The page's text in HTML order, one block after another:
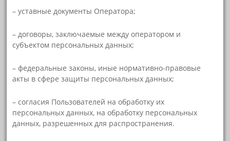
– уставные документы Оператора;
– договоры, заключаемые между оператором и
субъектом персональных данных;
– федеральные законы, иные нормативно-правовые
акты в сфере защиты персональных данных;
– согласия Пользователей на обработку их
персональных данных, на обработку персональных
данных, разрешенных для распространения.